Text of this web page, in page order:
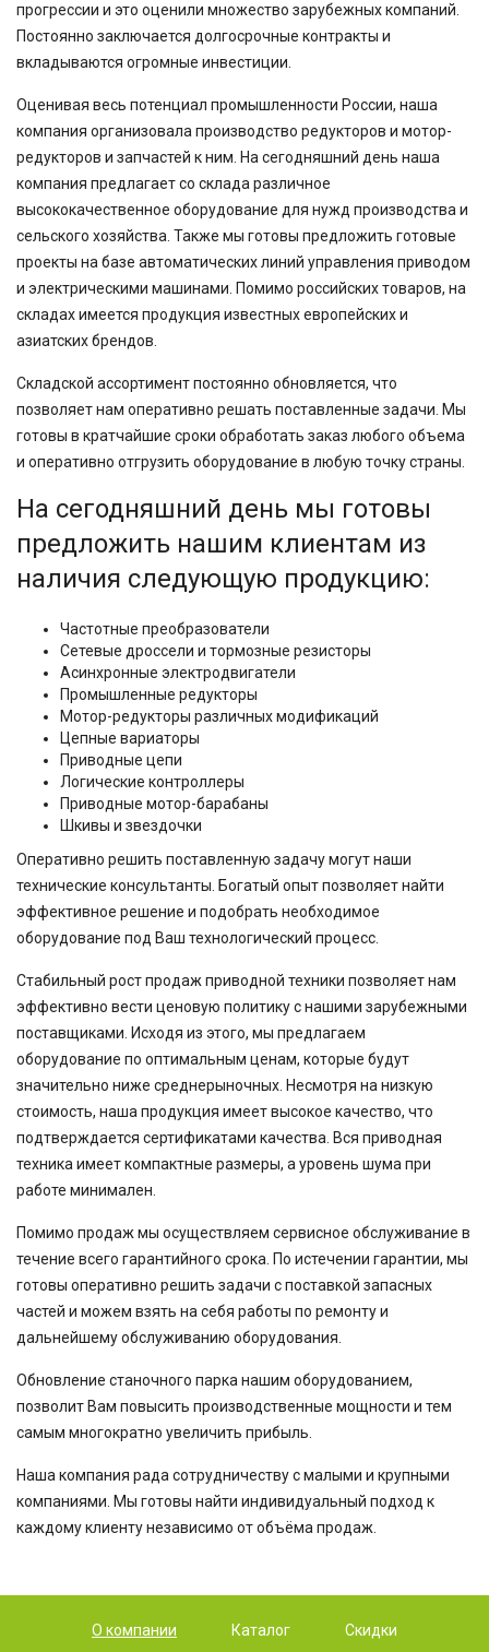
прогрессии и это оценили множество зарубежных компаний.
Постоянно заключается долгосрочные контракты и
вкладываются огромные инвестиции.
Оценивая весь потенциал промышленности России, наша
компания организовала производство редукторов и мотор-
редукторов и запчастей к ним. На сегодняшний день наша
компания предлагает со склада различное
высококачественное оборудование для нужд производства и
сельского хозяйства. Также мы готовы предложить готовые
проекты на базе автоматических линий управления приводом
и электрическими машинами. Помимо российских товаров, на
складах имеется продукция известных европейских и
азиатских брендов.
Складской ассортимент постоянно обновляется, что
позволяет нам оперативно решать поставленные задачи. Мы
готовы в кратчайшие сроки обработать заказ любого объема
и оперативно отгрузить оборудование в любую точку страны.
На сегодняшний день мы готовы
предложить нашим клиентам из
наличия следующую продукцию:
Частотные преобразователи
Сетевые дроссели и тормозные резисторы
Асинхронные электродвигатели
Промышленные редукторы
Мотор-редукторы различных модификаций
Цепные вариаторы
Приводные цепи
Логические контроллеры
Приводные мотор-барабаны
Шкивы и звездочки
Оперативно решить поставленную задачу могут наши
технические консультанты. Богатый опыт позволяет найти
эффективное решение и подобрать необходимое
оборудование под Ваш технологический процесс.
Стабильный рост продаж приводной техники позволяет нам
эффективно вести ценовую политику с нашими зарубежными
поставщиками. Исходя из этого, мы предлагаем
оборудование по оптимальным ценам, которые будут
значительно ниже среднерыночных. Несмотря на низкую
стоимость, наша продукция имеет высокое качество, что
подтверждается сертификатами качества. Вся приводная
техника имеет компактные размеры, а уровень шума при
работе минимален.
Помимо продаж мы осуществляем сервисное обслуживание в
течение всего гарантийного срока. По истечении гарантии, мы
готовы оперативно решить задачи с поставкой запасных
частей и можем взять на себя работы по ремонту и
дальнейшему обслуживанию оборудования.
Обновление станочного парка нашим оборудованием,
позволит Вам повысить производственные мощности и тем
самым многократно увеличить прибыль.
Наша компания рада сотрудничеству с малыми и крупными
компаниями. Мы готовы найти индивидуальный подход к
каждому клиенту независимо от объёма продаж.
О компании Каталог Скидки